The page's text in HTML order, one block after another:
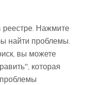
Нажмите
найти проблемы.
вы можете
которая